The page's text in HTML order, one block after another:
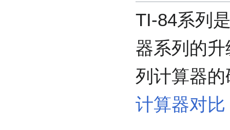
TI-84系列
器系列的
列计算器
计算器对比